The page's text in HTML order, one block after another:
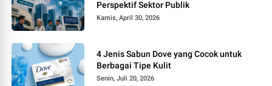
Perspektif Sektor Publik
Kamis, April 30, 2026
4 Jenis Sabun Dove yang Cocok untuk
Berbagai Tipe Kulit
Senin, Juli 20, 2026